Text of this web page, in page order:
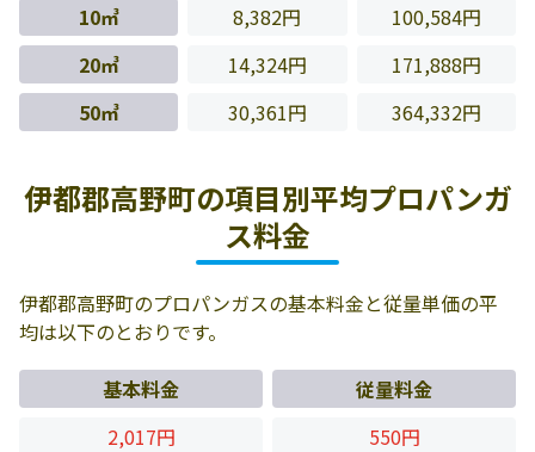
10㎥
8,382円
100,584円
20㎥
14,324円
171,888円
50㎥
30,361円 364,332円
伊都郡高野町の項目別平均プロパンガ
ス料金
伊都郡高野町のプロパンガスの基本料金と従量単価の平
均は以下のとおりです。
基本料金
従量料金
2,017円
550円